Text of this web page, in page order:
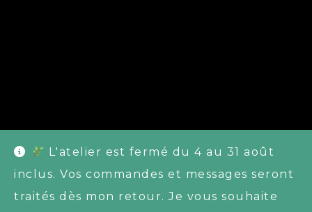
L'atelier est fermé du 4 au 31 août
inclus. Vos commandes et messages seront
traités dès mon retour. Je vous souhaite